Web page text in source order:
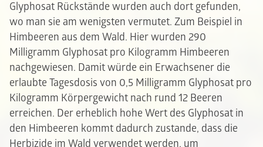
Glyphosat Rückstände wurden auch dort gefunden,
wo man sie am wenigsten vermutet. Zum Beispiel in
Himbeeren aus dem Wald. Hier wurden 290
Milligramm Glyphosat pro Kilogramm Himbeeren
nachgewiesen. Damit würde ein Erwachsener die
erlaubte Tagesdosis von 0,5 Milligramm Glyphosat pro
Kilogramm Körpergewicht nach rund 12 Beeren
erreichen. Der erheblich hohe Wert des Glyphosat in
den Himbeeren kommt dadurch zustande, dass die
Herbizide im Wald verwendet werden, um